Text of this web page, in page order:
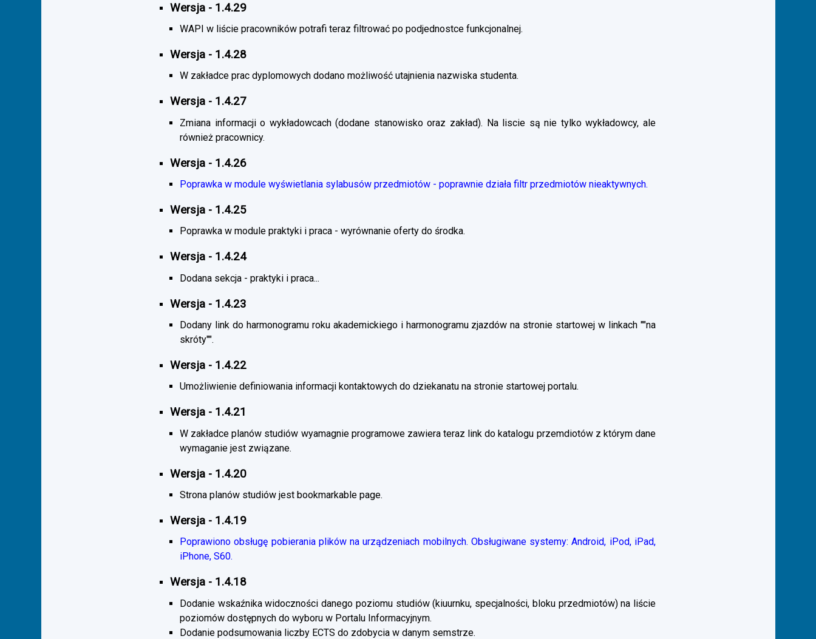
Wersja - 1.4.29
WAPI w liście pracowników potrafi teraz filtrować po podjednostce funkcjonalnej.
Wersja - 1.4.28
W zakładce prac dyplomowych dodano możliwość utajnienia nazwiska studenta.
Wersja - 1.4.27
Zmiana informacji o wykładowcach (dodane stanowisko oraz zakład). Na liscie są nie tylko wykładowcy, ale
również pracownicy.
Wersja - 1.4.26
Poprawka w module wyświetlania sylabusów przedmiotów - poprawnie działa filtr przedmiotów nieaktywnych.
Wersja - 1.4.25
Poprawka w module praktyki i praca - wyrównanie oferty do środka.
Wersja - 1.4.24
Dodana sekcja - praktyki i praca...
Wersja - 1.4.23
Dodany link do harmonogramu roku akademickiego i harmonogramu zjazdów na stronie startowej w linkach ""na
skróty"".
Wersja - 1.4.22
Umożliwienie definiowania informacji kontaktowych do dziekanatu na stronie startowej portalu.
Wersja - 1.4.21
W zakładce planów studiów wyamagnie programowe zawiera teraz link do katalogu przemdiotów z którym dane
wymaganie jest związane.
Wersja - 1.4.20
Strona planów studiów jest bookmarkable page.
Wersja - 1.4.19
Poprawiono obsługę pobierania plików na urządzeniach mobilnych. Obsługiwane systemy: Android, iPod, iPad,
iPhone, S60.
Wersja - 1.4.18
Dodanie wskaźnika widoczności danego poziomu studiów (kiuurnku, specjalności, bloku przedmiotów) na liście
poziomów dostępnych do wyboru w Portalu Informacyjnym.
Dodanie podsumowania liczby ECTS do zdobycia w danym semstrze.